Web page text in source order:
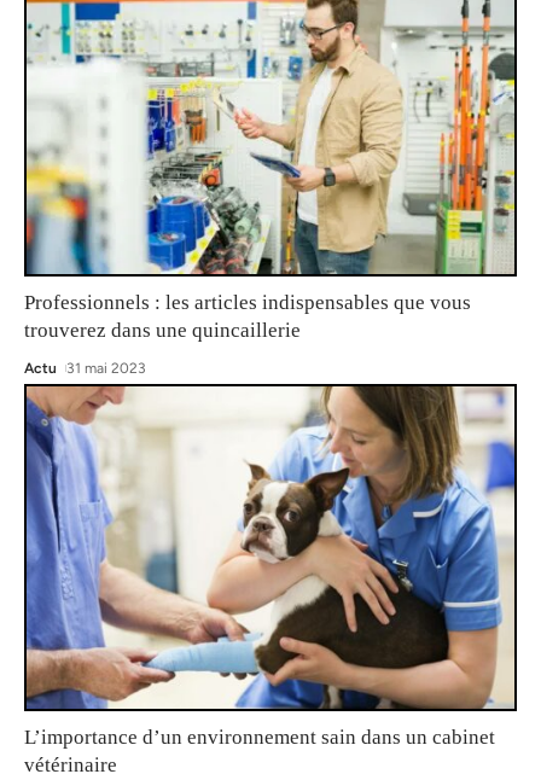
Professionnels : les articles indispensables que vous
trouverez dans une quincaillerie
Actu 31 mai 2023
L’importance d’un environnement sain dans un cabinet
vétérinaire